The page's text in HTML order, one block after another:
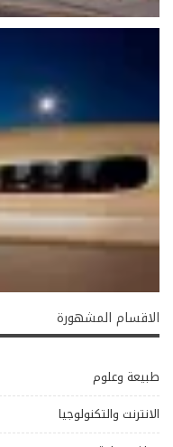
الاقسام المشهورة
طبيعة وعلوم
الانترنت والتكنولوجيا